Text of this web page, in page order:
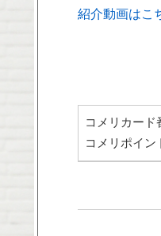
紹介動画はこ
コメリカー
コメリポイン